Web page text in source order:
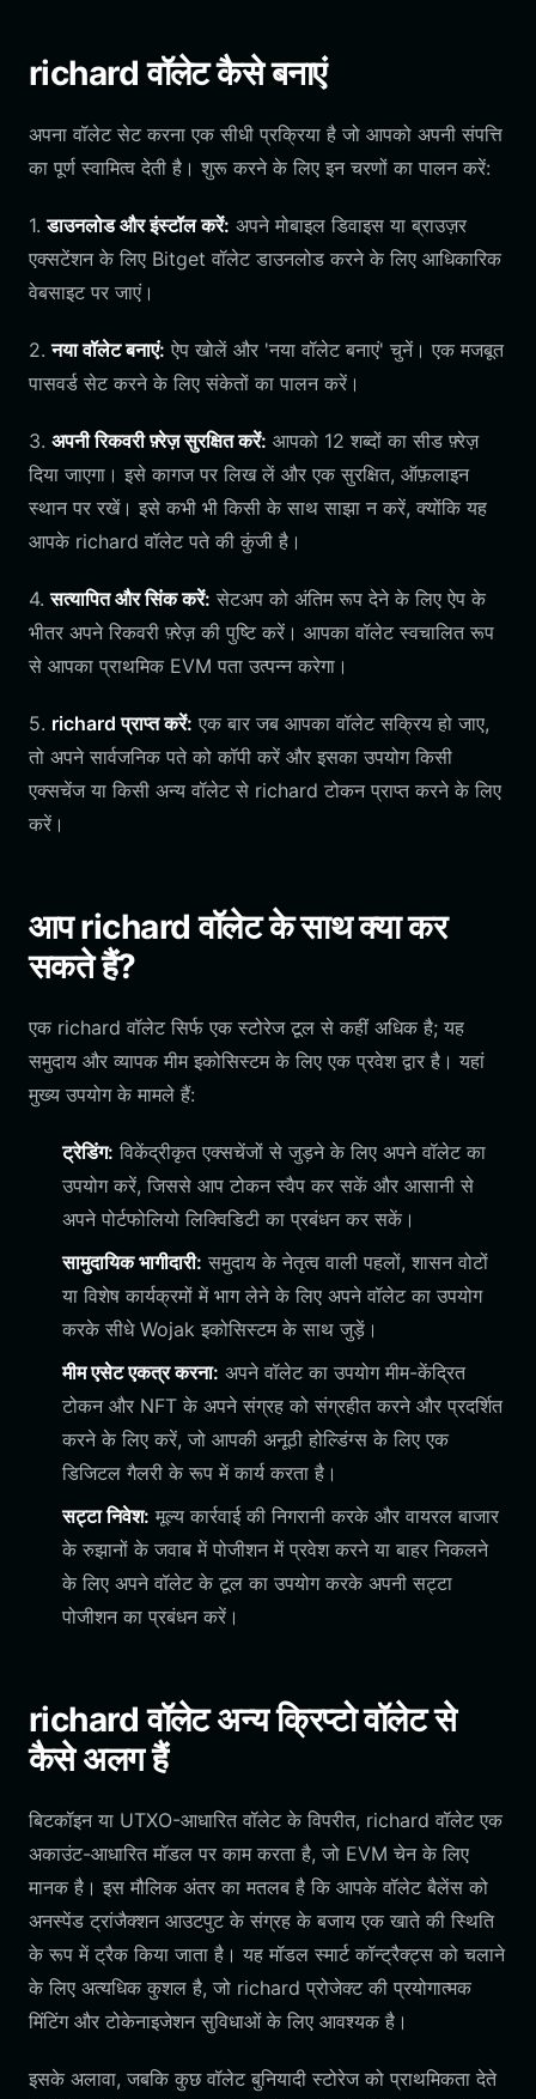
richard वॉलेट कैसे बनाएं
अपना वॉलेट सेट करना एक सीधी प्रक्रिया है जो आपको अपनी संपत्ति
का पूर्ण स्वामित्व देती है। शुरू करने के लिए इन चरणों का पालन करें:
1.डाउनलोड और इंस्टॉल करें: अपने मोबाइल डिवाइस या ब्राउज़र
एक्सटेंशन के लिए Bitget वॉलेट डाउनलोड करने के लिए आधिकारिक
वेबसाइट पर जाएं।
2.नया वॉलेट बनाएं: ऐप खोलें और 'नया वॉलेट बनाएं' चुनें। एक मजबूत
पासवर्ड सेट करने के लिए संकेतों का पालन करें।
3. अपनी रिकवरी फ़्रेज़ सुरक्षित करें: आपको 12 शब्दों का सीड फ़्रेज़
दिया जाएगा। इसे कागज पर लिख लें और एक सुरक्षित, ऑफ़लाइन
स्थान पर रखें। इसे कभी भी किसी के साथ साझा न करें, क्योंकि यह
आपके richard वॉलेट पते की कुंजी है।
4.सत्यापित और सिंक करें: सेटअप को अंतिम रूप देने के लिए ऐप के
भीतर अपने रिकवरी फ़्रेज़ की पुष्टि करें। आपका वॉलेट स्वचालित रूप
से आपका प्राथमिक EVM पता उत्पन्न करेगा।
5. richard प्राप्त करें: एक बार जब आपका वॉलेट सक्रिय हो जाए,
तो अपने सार्वजनिक पते को कॉपी करें और इसका उपयोग किसी
एक्सचेंज या किसी अन्य वॉलेट से richard टोकन प्राप्त करने के लिए
करें।
आप richard वॉलेट के साथ क्या कर
सकते हैं?
एक richard वॉलेट सिर्फ एक स्टोरेज टूल से कहीं अधिक है; यह
समुदाय और व्यापक मीम इकोसिस्टम के लिए एक प्रवेश द्वार है। यहां
मुख्य उपयोग के मामले हैं:
ट्रेडिंग: विकेंद्रीकृत एक्सचेंजों से जुड़ने के लिए अपने वॉलेट का
उपयोग करें, जिससे आप टोकन स्वैप कर सकें और आसानी से
अपने पोर्टफोलियो लिक्विडिटी का प्रबंधन कर सकें।
सामुदायिक भागीदारी: समुदाय के नेतृत्व वाली पहलों, शासन वोटों
या विशेष कार्यक्रमों में भाग लेने के लिए अपने वॉलेट का उपयोग
करके सीधे Wojak इकोसिस्टम के साथ जुड़ें।
मीम एसेट एकत्र करना: अपने वॉलेट का उपयोग मीम-केंद्रित
टोकन और NFT के अपने संग्रह को संग्रहीत करने और प्रदर्शित
करने के लिए करें, जो आपकी अनूठी होल्डिंग्स के लिए एक
डिजिटल गैलरी के रूप में कार्य करता है।
सट्टा निवेश: मूल्य कार्रवाई की निगरानी करके और वायरल बाजार
के रुझानों के जवाब में पोजीशन में प्रवेश करने या बाहर निकलने
के लिए अपने वॉलेट के टूल का उपयोग करके अपनी सट्टा
पोजीशन का प्रबंधन करें।
richard वॉलेट अन्य क्रिप्टो वॉलेट से
कैसे अलग हैं
बिटकॉइन या UTXO-आधारित वॉलेट के विपरीत, richard वॉलेट एक
अकाउंट-आधारित मॉडल पर काम करता है, जो EVM चेन के लिए
मानक है। इस मौलिक अंतर का मतलब है कि आपके वॉलेट बैलेंस को
अनस्पेंड ट्रांजैक्शन आउटपुट के संग्रह के बजाय एक खाते की स्थिति
के रूप में ट्रैक किया जाता है। यह मॉडल स्मार्ट कॉन्ट्रैक्ट्स को चलाने
के लिए अत्यधिक कुशल है, जो richard प्रोजेक्ट की प्रयोगात्मक
मिंटिंग और टोकेनाइजेशन सुविधाओं के लिए आवश्यक है।
इसके अलावा, जबकि कुछ वॉलेट बुनियादी स्टोरेज को प्राथमिकता देते